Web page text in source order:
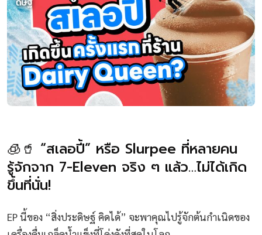
🧊🥤 “สเลอปี้” หรือ Slurpee ที่หลายคน
รู้จักจาก 7-Eleven จริง ๆ แล้ว…ไม่ได้เกิด
ขึ้นที่นั่น!
EP นี้ของ “สิ่งประดิษฐ์ คิดได้” จะพาคุณไปรู้จักต้นกำเนิดของ